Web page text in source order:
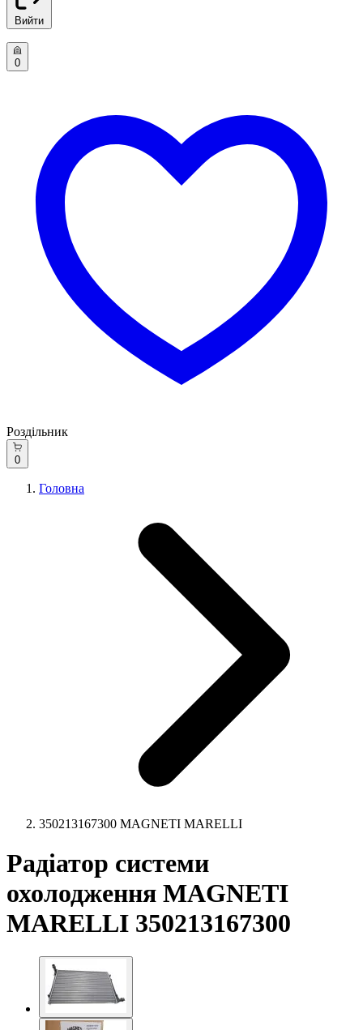
Вийти
0
Роздільник
0
Головна
350213167300 MAGNETI MARELLI
Радіатор системи
охолодження MAGNETI
MARELLI 350213167300